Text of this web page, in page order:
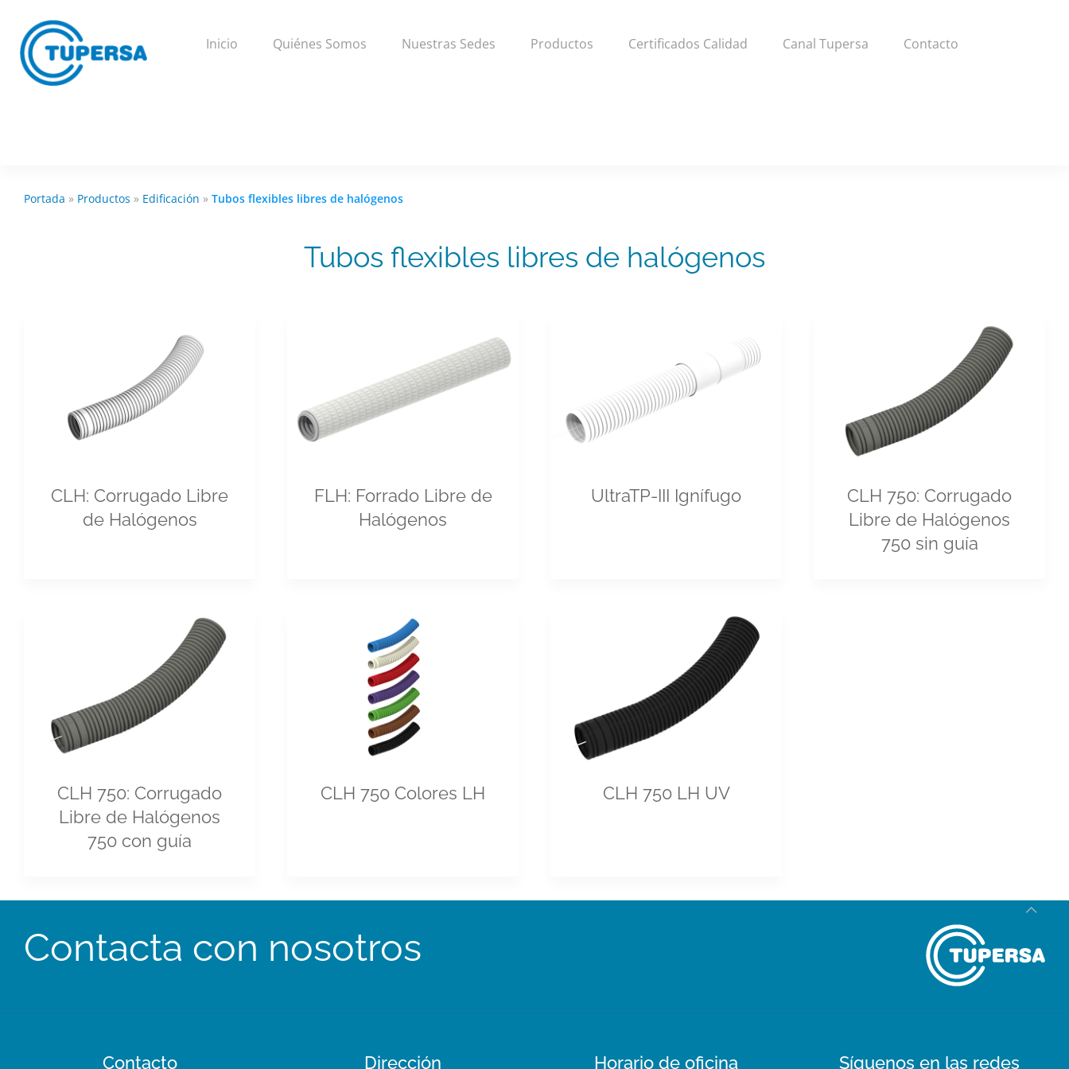
Inicio Quiénes Somos Nuestras Sedes Productos Certificados Calidad Canal Tupersa Contacto
Portada » Productos » Edificación » Tubos flexibles libres de halógenos
Tubos flexibles libres de halógenos
CLH: Corrugado Libre
de Halógenos
FLH: Forrado Libre de
Halógenos
UltraTP-III Ignífugo
CLH 750: Corrugado
Libre de Halógenos
750 sin guía
CLH 750: Corrugado
Libre de Halógenos
750 con guía
CLH 750 Colores LH CLH 750 LH UV
Contacta con nosotros
Contacto Dirección Horario de oficina Síguenos en las redes